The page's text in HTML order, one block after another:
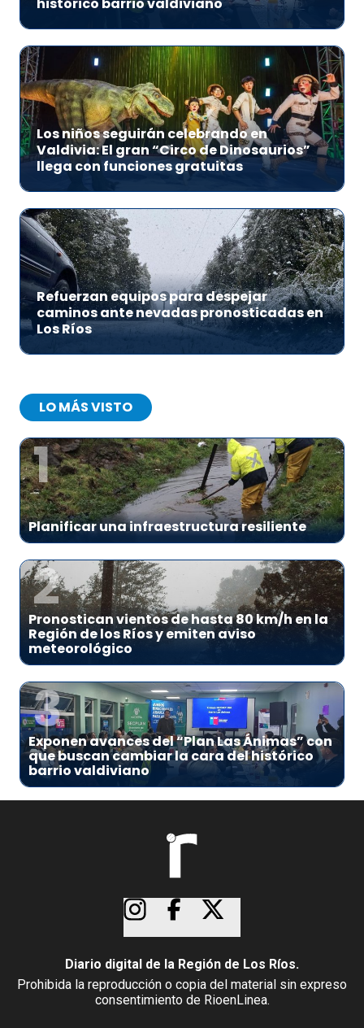
histórico barrio valdiviano
Los niños seguirán celebrando en
Valdivia: El gran “Circo de Dinosaurios”
llega con funciones gratuitas
Refuerzan equipos para despejar
caminos ante nevadas pronosticadas en
Los Ríos
LO MÁS VISTO
1
Planificar una infraestructura resiliente
2
Pronostican vientos de hasta 80 km/h en la
Región de los Ríos y emiten aviso
meteorológico
3
Exponen avances del “Plan Las Ánimas” con
que buscan cambiar la cara del histórico
barrio valdiviano
Diario digital de la Región de Los Ríos.
Prohibida la reproducción o copia del material sin expreso
consentimiento de RioenLinea.